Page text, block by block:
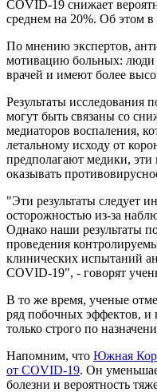
COVID-19 снижает
среднем на 20%. Об этом
По мнению экспертов,
мотивацию больных: люди
врачей и имеют более
Результаты исследования
могут быть связаны со
медиаторов воспаления,
летальному исходу от
предполагают медики,
оказывать
"Эти результаты следует
осторожностью из-за
Однако наши результаты
проведения
клинических испытаний
COVID-19", - говорят
В то же время, ученые
ряд побочных эффектов, и
только строго по
Напомним, что Южная
от COVID-19. Он
болезни и вероятность